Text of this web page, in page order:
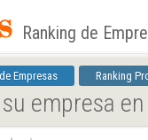
Ranking de
Empresas Ranking
empresa